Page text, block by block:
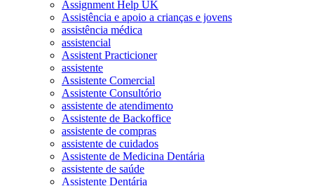
Assignment Help UK
Assistência e apoio a crianças e jovens
assistência médica
assistencial
Assistent Practicioner
assistente
Assistente Comercial
Assistente Consultório
assistente de atendimento
Assistente de Backoffice
assistente de compras
assistente de cuidados
Assistente de Medicina Dentária
assistente de saúde
Assistente Dentária